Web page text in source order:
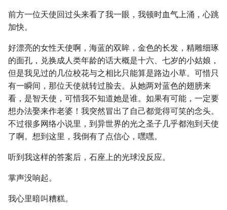
前方一位天使回过头来看了我一眼，我顿时血气上涌，心跳
加快。
好漂亮的女性天使啊，海蓝的双眸，金色的长发，精雕细琢
的面孔，兑换成人类年龄的话大概是十六、七岁的小姑娘，
但是我见过的几位校花与之相比只能算是路边小草。可惜只
有一瞬间，那位天使就转过脸去。从她两对蓝色的翅膀来
看，是智天使，可惜我不知道她是谁。如果有可能，一定要
想办法娶来作老婆！我突然冒出了自己都觉得可笑的念头。
不过很多网络小说里，到异世界的光之圣子几乎都泡到天使
了啊。想到这里，我倒有了点信心，嘿嘿。
听到我这样的答案后，石座上的光球没反应。
掌声没响起。
我心里暗叫糟糕。